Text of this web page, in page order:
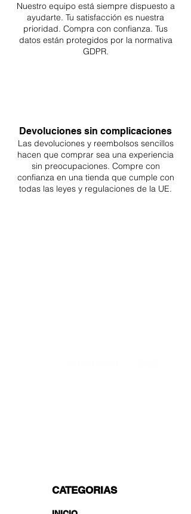
Nuestro equipo está siempre dispuesto a
ayudarte. Tu satisfacción es nuestra
prioridad. Compra con confianza. Tus
datos están protegidos por la normativa
GDPR.
Devoluciones sin complicaciones
Las devoluciones y reembolsos sencillos
hacen que comprar sea una experiencia
sin preocupaciones. Compre con
confianza en una tienda que cumple con
todas las leyes y regulaciones de la UE.
CATEGORIAS